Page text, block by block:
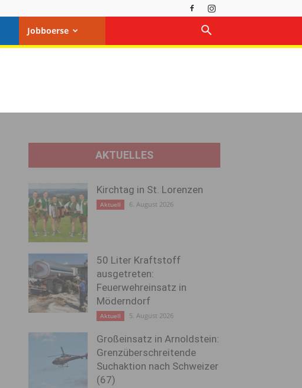
Jobboerse
AKTUELLES
Kirchtag in St. Lorenzen
Aktuell 6. August 2026
50 Liter Kraftstoff
ausgetreten:
Feuerwehreinsatz in
Möderndorf
Aktuell 5. August 2026
Großeinsatz in Arnoldstein:
Grenzüberschreitende
Suchaktion nach Schweizer
(67)